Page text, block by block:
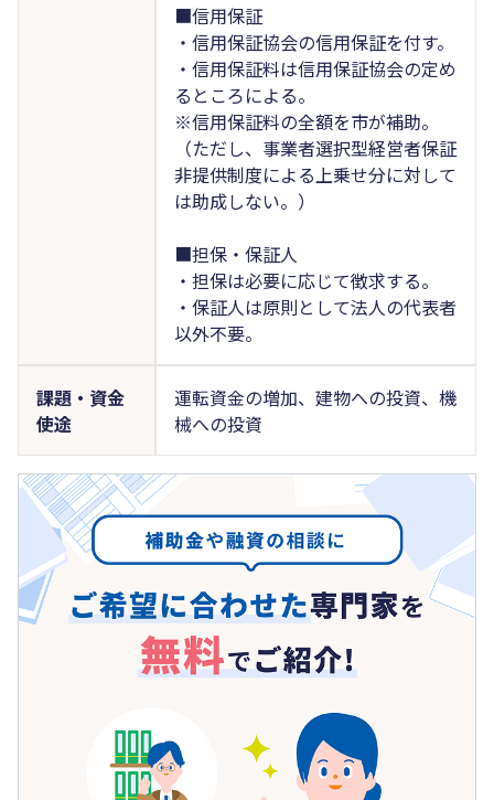
■信用保証
・信用保証協会の信用保証を付す。
・信用保証料は信用保証協会の定め
るところによる。
※信用保証料の全額を市が補助。
（ただし、事業者選択型経営者保証
非提供制度による上乗せ分に対して
は助成しない。）
■担保・保証人
・担保は必要に応じて徴求する。
・保証人は原則として法人の代表者
以外不要。
課題・資金
使途
運転資金の増加、建物への投資、機
械への投資